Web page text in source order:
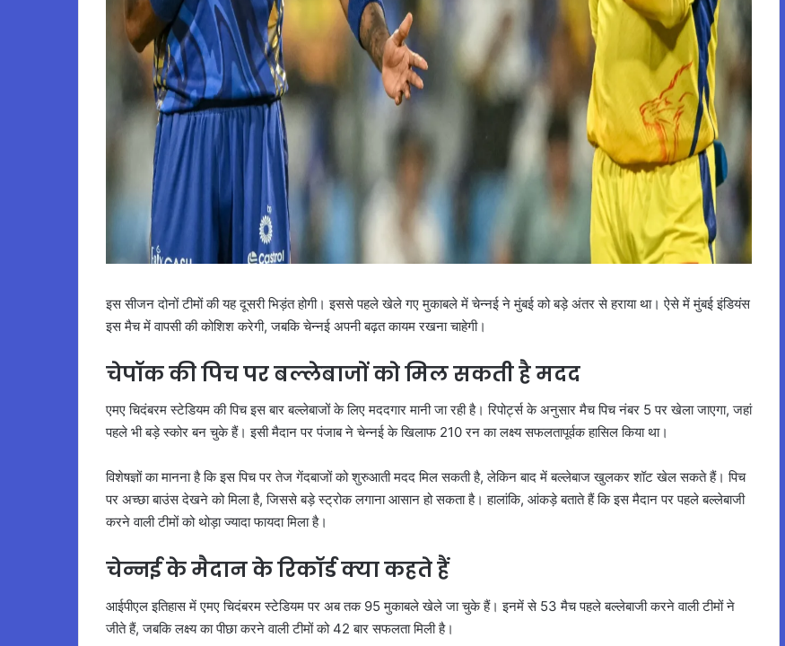
इस सीजन दोनों टीमों की यह दूसरी भिड़ंत होगी। इससे पहले खेले गए मुकाबले में चेन्नई ने मुंबई को बड़े अंतर से हराया था। ऐसे में मुंबई इंडियंस
इस मैच में वापसी की कोशिश करेगी, जबकि चेन्नई अपनी बढ़त कायम रखना चाहेगी।
चेपॉक की पिच पर बल्लेबाजों को मिल सकती है मदद
एमए चिदंबरम स्टेडियम की पिच इस बार बल्लेबाजों के लिए मददगार मानी जा रही है। रिपोर्ट्स के अनुसार मैच पिच नंबर 5 पर खेला जाएगा, जहां
पहले भी बड़े स्कोर बन चुके हैं। इसी मैदान पर पंजाब ने चेन्नई के खिलाफ 210 रन का लक्ष्य सफलतापूर्वक हासिल किया था।
विशेषज्ञों का मानना है कि इस पिच पर तेज गेंदबाजों को शुरुआती मदद मिल सकती है, लेकिन बाद में बल्लेबाज खुलकर शॉट खेल सकते हैं। पिच
पर अच्छा बाउंस देखने को मिला है, जिससे बड़े स्ट्रोक लगाना आसान हो सकता है। हालांकि, आंकड़े बताते हैं कि इस मैदान पर पहले बल्लेबाजी
करने वाली टीमों को थोड़ा ज्यादा फायदा मिला है।
चेन्नई के मैदान के रिकॉर्ड क्या कहते हैं
आईपीएल इतिहास में एमए चिदंबरम स्टेडियम पर अब तक 95 मुकाबले खेले जा चुके हैं। इनमें से 53 मैच पहले बल्लेबाजी करने वाली टीमों ने
जीते हैं, जबकि लक्ष्य का पीछा करने वाली टीमों को 42 बार सफलता मिली है।